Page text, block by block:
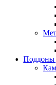
Поддоны